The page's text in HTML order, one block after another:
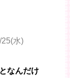
水)
なんだけ